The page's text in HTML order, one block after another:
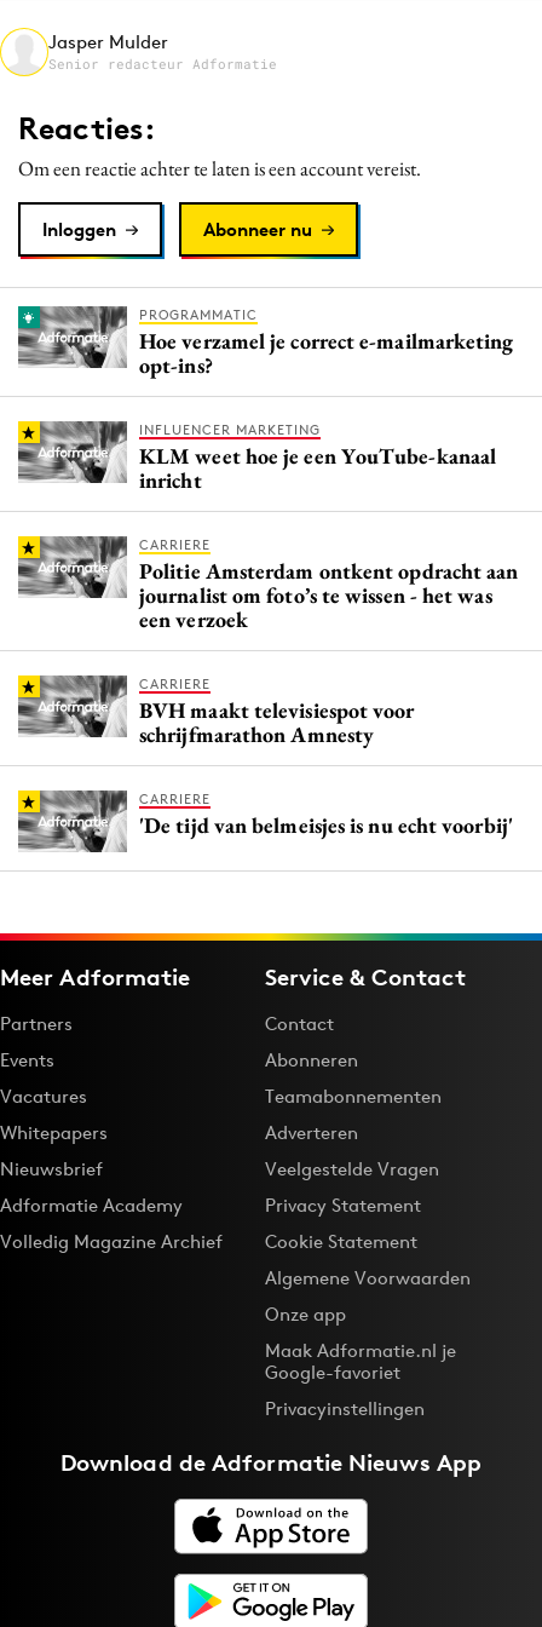
Media
Merkstrategie
Programmatic
Purpose Marketing
Reputatie & crisis
Jasper Mulder
Senior redacteur Adformatie
Reacties:
Om een reactie achter te laten is een account vereist.
Inloggen Abonneer nu
PROGRAMMATIC
Hoe verzamel je correct e-mailmarketing
opt-ins?
INFLUENCER MARKETING
KLM weet hoe je een YouTube-kanaal
inricht
CARRIERE
Politie Amsterdam ontkent opdracht aan
journalist om foto’s te wissen - het was
een verzoek
CARRIERE
BVH maakt televisiespot voor
schrijfmarathon Amnesty
CARRIERE
'De tijd van belmeisjes is nu echt voorbij'
Meer Adformatie
Partners
Events
Vacatures
Whitepapers
Nieuwsbrief
Adformatie Academy
Volledig Magazine Archief
Service & Contact
Contact
Abonneren
Teamabonnementen
Adverteren
Veelgestelde Vragen
Privacy Statement
Cookie Statement
Algemene Voorwaarden
Onze app
Maak Adformatie.nl je
Google-favoriet
Privacyinstellingen
Download deAdformatie Nieuws App